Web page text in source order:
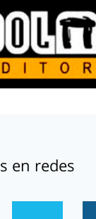
en redes